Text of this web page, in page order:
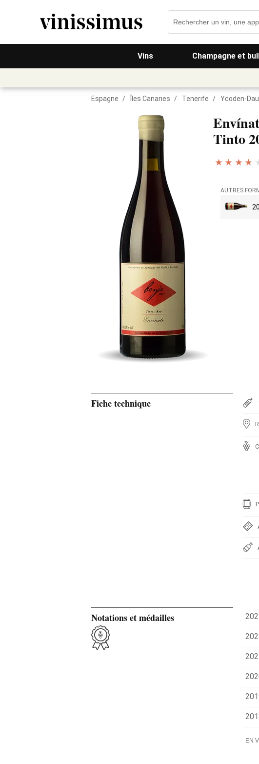
Vins Champagne et
Espagne / Îles Canaries / Tenerife / Ycoden-
Tinto
AUTRES
Fiche technique
Notations et médailles
EN